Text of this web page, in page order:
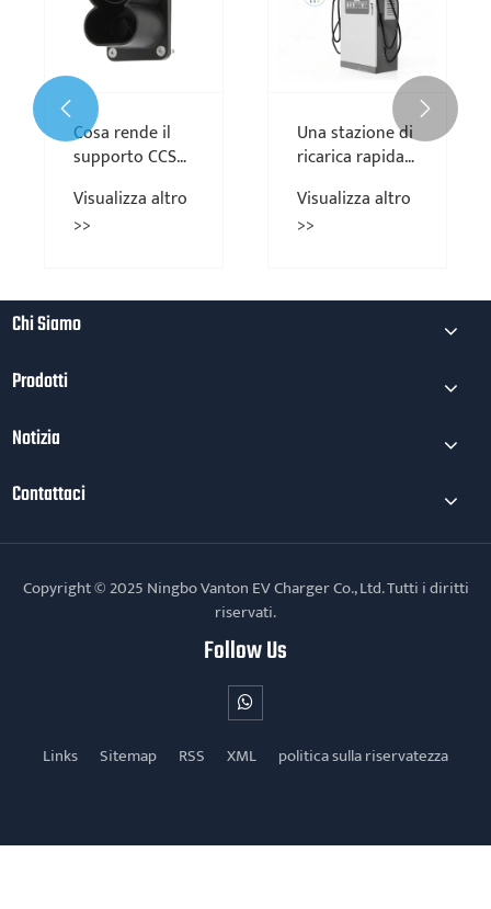
caricatore EV
portatile di tipo
2?
Visualizza altro
>>
caricabatterie
DC EV per la
mobilità
Visualizza altro
 
Chi Siamo
Prodotti
Notizia
Contattaci
Copyright © 2025 Ningbo Vanton EV Charger Co., Ltd. Tutti i diritti
riservati.
Follow Us
Links Sitemap RSS XML politica sulla riservatezza